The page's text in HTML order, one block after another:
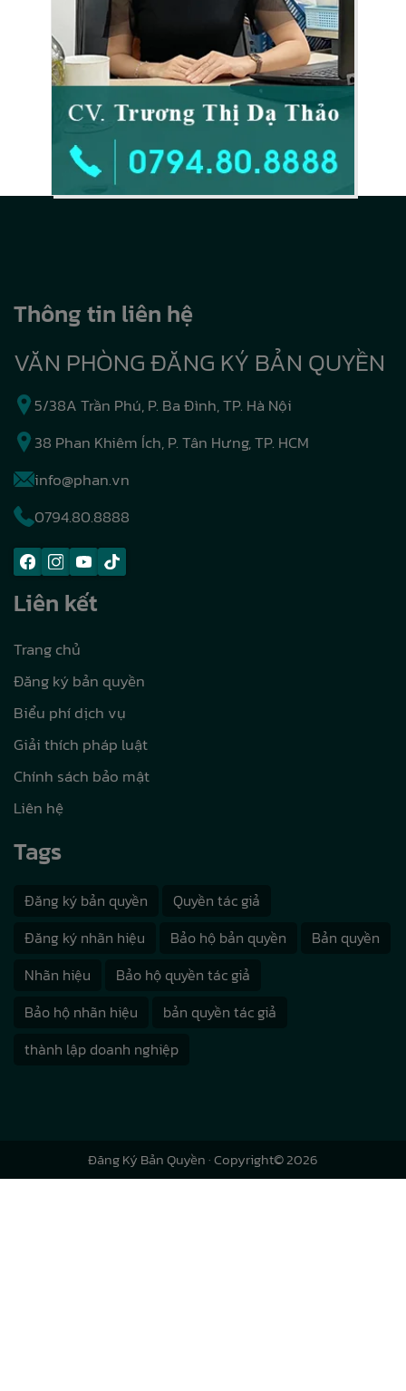
Thông tin liên hệ
VĂN PHÒNG ĐĂNG KÝ BẢN QUYỀN
5/38A Trần Phú, P. Ba Đình, TP. Hà Nội
38 Phan Khiêm Ích, P. Tân Hưng, TP. HCM
info@phan.vn
0794.80.8888
Liên kết
Trang chủ
Đăng ký bản quyền
Biểu phí dịch vụ
Giải thích pháp luật
Chính sách bảo mật
Liên hệ
Tags
Đăng ký bản quyền
Quyền tác giả
Đăng ký nhãn hiệu
Bảo hộ bản quyền
Bản quyền
Nhãn hiệu
Bảo hộ quyền tác giả
Bảo hộ nhãn hiệu
bản quyền tác giả
thành lập doanh nghiệp
Đăng Ký Bản Quyền· Copyright© 2026